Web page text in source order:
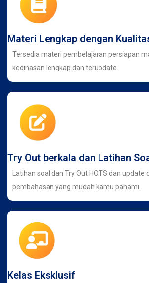
Materi Lengkap dengan
Tersedia materi pembelajaran persiapan
kedinasan lengkap dan terupdate.
Try Out berkala dan Latihan
Latihan soal dan Try Out HOTS dan update
pembahasan yang mudah kamu pahami.
Kelas Eksklusif